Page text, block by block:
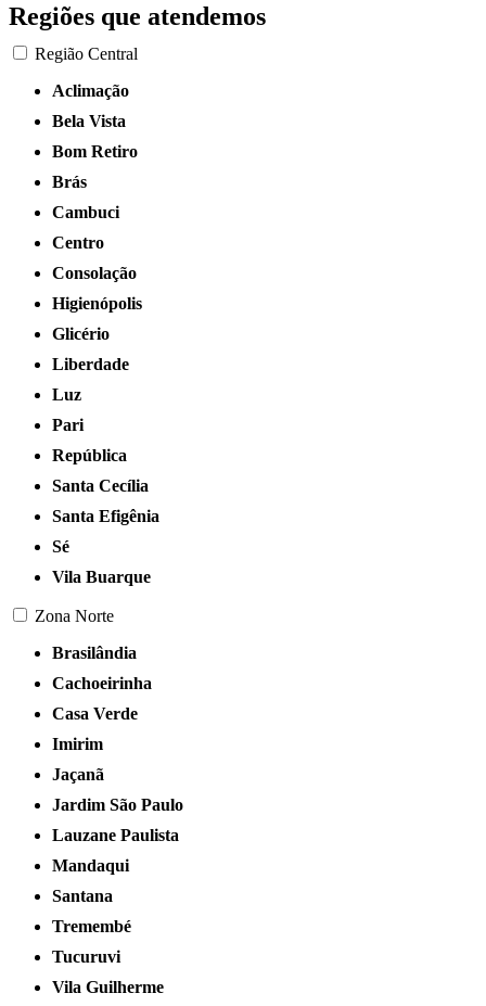
Regiões que atendemos
Região Central
Aclimação
Bela Vista
Bom Retiro
Brás
Cambuci
Centro
Consolação
Higienópolis
Glicério
Liberdade
Luz
Pari
República
Santa Cecília
Santa Efigênia
Sé
Vila Buarque
Zona Norte
Brasilândia
Cachoeirinha
Casa Verde
Imirim
Jaçanã
Jardim São Paulo
Lauzane Paulista
Mandaqui
Santana
Tremembé
Tucuruvi
Vila Guilherme